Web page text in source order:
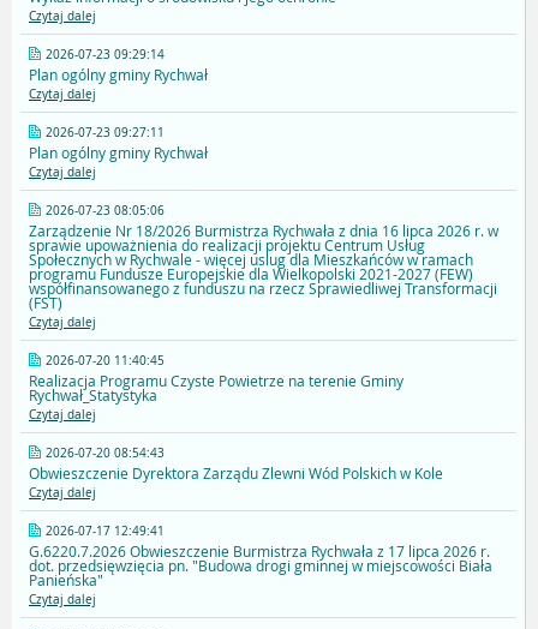
Czytaj dalej
2026-07-23 09:29:14
Plan ogólny gminy Rychwał
Czytaj dalej
2026-07-23 09:27:11
Plan ogólny gminy Rychwał
Czytaj dalej
2026-07-23 08:05:06
Zarządzenie Nr 18/2026 Burmistrza Rychwała z dnia 16 lipca 2026 r. w
sprawie upoważnienia do realizacji projektu Centrum Usług
Społecznych w Rychwale - więcej uslug dla Mieszkańców w ramach
programu Fundusze Europejskie dla Wielkopolski 2021-2027 (FEW)
współfinansowanego z funduszu na rzecz Sprawiedliwej Transformacji
(FST)
Czytaj dalej
2026-07-20 11:40:45
Realizacja Programu Czyste Powietrze na terenie Gminy
Rychwał_Statystyka
Czytaj dalej
2026-07-20 08:54:43
Obwieszczenie Dyrektora Zarządu Zlewni Wód Polskich w Kole
Czytaj dalej
2026-07-17 12:49:41
G.6220.7.2026 Obwieszczenie Burmistrza Rychwała z 17 lipca 2026 r.
dot. przedsięwzięcia pn. "Budowa drogi gminnej w miejscowości Biała
Panieńska"
Czytaj dalej